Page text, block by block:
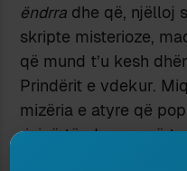
ëndrra dhe që, njëlloj
skripte misterioze,
që mund t’u kesh
Prindërit e vdekur.
mizëria e atyre që
rininë tënde, por që